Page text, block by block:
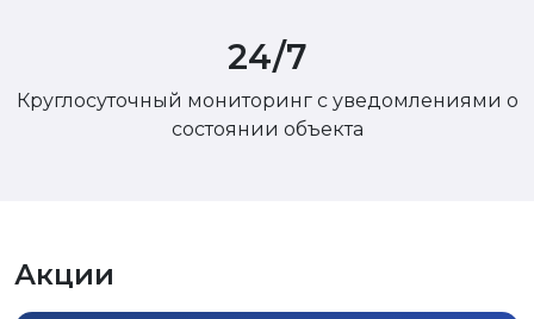
24/7
Круглосуточный мониторинг с уведомлениями о
состоянии объекта
Акции